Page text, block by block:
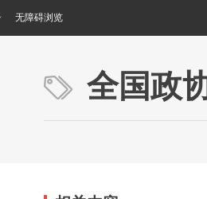
无障碍浏览
全国政